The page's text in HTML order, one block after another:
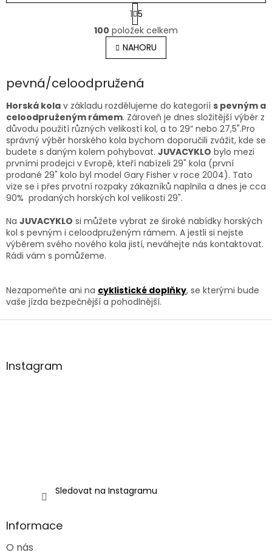
O
v
l
á
a
í
p
r
v
k
y
v
ý
p
s
u
S
t
r
á
n
k
v
á
n
í
1 5
100 položek celkem
NAHORU
pevná/celoodpružená
Horská kola v základu rozdělujeme do kategorií s pevným a
celoodpruženým rámem. Zároveň je dnes složitější výběr z
důvodu použití různých velikostí kol, a to 29“ nebo 27,5".Pro
správný výběr horského kola bychom doporučili zvážit, kde se
budete s daným kolem pohybovat. JUVACYKLO bylo mezi
prvními prodejci v Evropě, kteří nabízeli 29" kola (první
prodané 29" kolo byl model Gary Fisher v roce 2004). Tato
vize se i přes prvotní rozpaky zákazníků naplnila a dnes je cca
90% prodaných horských kol velikosti 29".
Na JUVACYKLO si můžete vybrat ze široké nabídky horských
kol s pevným i celoodpruženým rámem. A jestli si nejste
výběrem svého nového kola jistí, neváhejte nás kontaktovat.
Rádi vám s pomůžeme.
Nezapomeňte ani na cyklistické doplňky, se kterými bude
vaše jízda bezpečnější a pohodlnější.
Z
aInstagram
Sledovat na Instagramu
Informace
O nás